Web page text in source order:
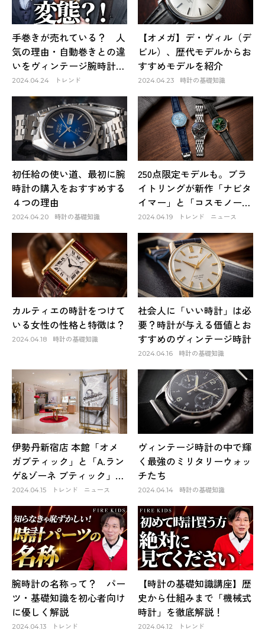
手巻きが売れている？ 人
気の理由・自動巻きとの違
いをヴィンテージ腕時計屋
が再解説
2024.04.24 トレンド
【オメガ】デ・ヴィル（デ
ビル）、歴代モデルからお
すすめモデルを紹介
2024.04.23 時計の基礎知識
初任給の使い道、最初に腕
時計の購入をおすすめする
４つの理由
2024.04.20 時計の基礎知識
250点限定モデルも。ブラ
イトリングが新作「ナビタ
イマー」と「コスモノー
ト」を発表
2024.04.19 トレンド ニュース
カルティエの時計をつけて
いる女性の性格と特徴は？
2024.04.18 時計の基礎知識
社会人に「いい時計」は必
要？時計が与える価値とお
すすめのヴィンテージ時計
2024.04.16 時計の基礎知識
伊勢丹新宿店 本館「オメ
ガブティック」と「A.ラン
ゲ&ゾーネ ブティック」が
リニューアルオープン
2024.04.15 トレンド ニュース
ヴィンテージ時計の中で輝
く最強のミリタリーウォッ
チたち
2024.04.14 時計の基礎知識
腕時計の名称って？ パー
ツ・基礎知識を初心者向け
に優しく解説
2024.04.13 トレンド
【時計の基礎知識講座】歴
史から仕組みまで「機械式
時計」を徹底解説！
2024.04.12 トレンド